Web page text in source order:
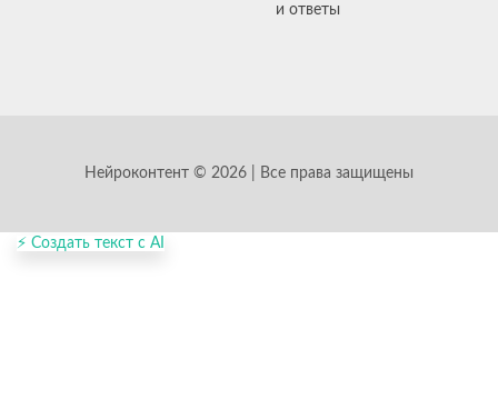
и ответы
Нейроконтент © 2026 | Все права защищены
⚡ Создать текст с AI